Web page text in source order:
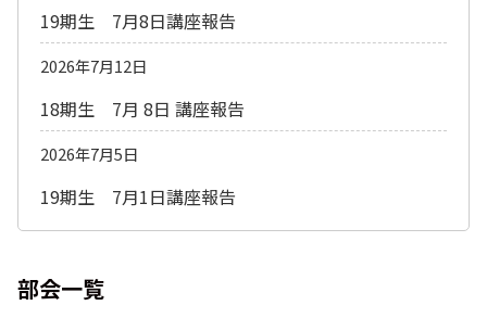
19期生 7月8日講座報告
2026年7月12日
18期生 7月 8日 講座報告
2026年7月5日
19期生 7月1日講座報告
部会一覧